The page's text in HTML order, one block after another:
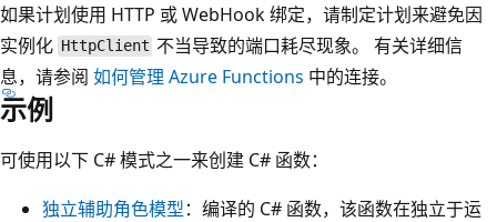
如果计划使用 HTTP 或 WebHook 绑定，请制定计划来避免因
实例化 HttpClient 不当导致的端口耗尽现象。 有关详细信
息，请参阅 如何管理 Azure Functions 中的连接。
示例
可使用以下 C# 模式之一来创建 C# 函数：
独立辅助角色模型：编译的 C# 函数，该函数在独立于运